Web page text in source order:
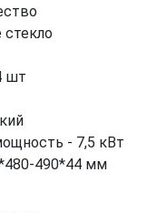
стекло
шт
- 7,5 кВт
490*44 мм